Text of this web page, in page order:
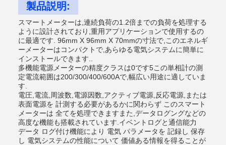
製品説明:
スマートメーターは,連続負荷の1.2倍までの負荷を処理する
ように設計されており,重用アプリケーションで使用するの
に最適です. 96mm X 96mm X 70mmの寸法で,このエネルギ
ーメーターはコンパクトで,あらゆる電気システムに簡単に
インストールできます..
多機能電源メーターの精度クラスは0です5この単相計の測
定電流範囲は200/300/400/600Aで,幅広い用途に適していま
す.
電圧,電流,周波数,電源因数,アクティブ電源,反応電源,または
表面電源を 計測する必要があるかに関わらず このスマート
メーターは 全てを処理できますまた,データログングなどの
高度な機能も搭載されています.イベントログと通信能力
データ ログ付け機能により 電気 パラメータを 記録し 保存
し 電気システムの性能について 価値ある情報を得ることが